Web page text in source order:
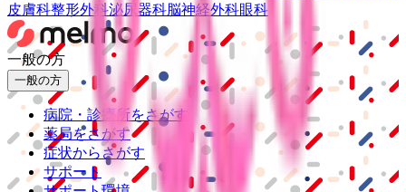
皮膚科整形外科泌尿器科脳神経外科眼科
一般の方
一般の方
病院・診療所をさがす
薬局をさがす
症状からさがす
サポート